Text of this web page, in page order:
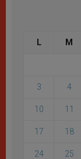
L M
3 4
10 11
17 18
24 25